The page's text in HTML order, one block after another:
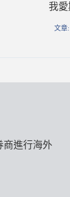
我愛
文章
商進行海外